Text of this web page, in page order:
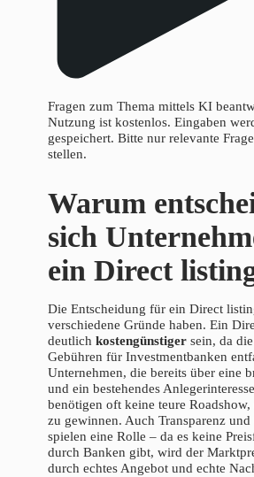
Fragen zum Thema mittels KI
Nutzung ist kostenlos. Eingaben
gespeichert. Bitte nur relevante
stellen.
Warum
sich
ein Direct
Die Entscheidung für ein Direct
verschiedene Gründe haben. Ein
deutlich kostengünstiger sein, da
Gebühren für Investmentbanken
Unternehmen, die bereits über eine
und ein bestehendes
benötigen oft keine teure
zu gewinnen. Auch Transparenz
spielen eine Rolle – da es keine
durch Banken gibt, wird der
durch echtes Angebot und echte